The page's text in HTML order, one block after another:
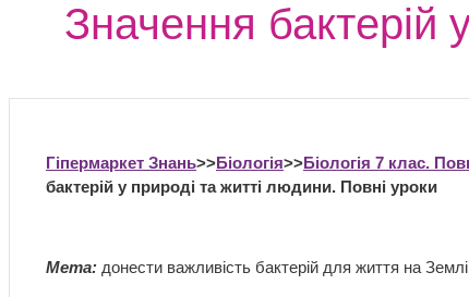
Значення бактерій
Гіпермаркет Знань>>Біологія>>Біологія 7 клас.
бактерій у природі та житті людини. Повні уроки
Мета: донести важливість бактерій для життя на